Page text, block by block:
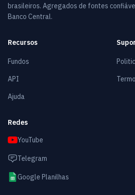
brasileiros. Agregados de fontes
Banco Central.
Recursos
Fundos
API
Ajuda
Redes
YouTube
Telegram
Google Planilhas